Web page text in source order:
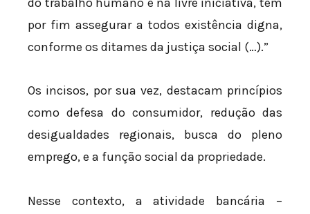
por fim assegurar a todos existência digna,
conforme os ditames da justiça social (…).”
Os incisos, por sua vez, destacam princípios
como defesa do consumidor, redução das
desigualdades regionais, busca do pleno
emprego, e a função social da propriedade.
Nesse contexto, a atividade bancária –